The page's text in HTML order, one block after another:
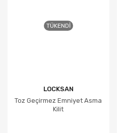
TÜKENDI
LOCKSAN
Toz Geçirmez Emniyet Asma
Kilit